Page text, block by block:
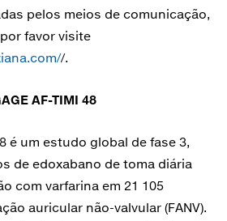
pelos meios de comunicação,
favor visite
/.
AF-TIMI 48
é um estudo global de fase 3,
de edoxabano de toma diária
com varfarina em 21 105
auricular não-valvular (FANV).